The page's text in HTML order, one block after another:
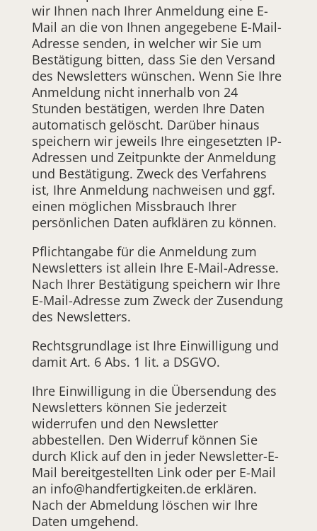
wir Ihnen nach Ihrer Anmeldung eine E-
Mail an die von Ihnen angegebene E-Mail-
Adresse senden, in welcher wir Sie um
Bestätigung bitten, dass Sie den Versand
des Newsletters wünschen. Wenn Sie Ihre
Anmeldung nicht innerhalb von 24
Stunden bestätigen, werden Ihre Daten
automatisch gelöscht. Darüber hinaus
speichern wir jeweils Ihre eingesetzten IP-
Adressen und Zeitpunkte der Anmeldung
und Bestätigung. Zweck des Verfahrens
ist, Ihre Anmeldung nachweisen und ggf.
einen möglichen Missbrauch Ihrer
persönlichen Daten aufklären zu können.
Pflichtangabe für die Anmeldung zum
Newsletters ist allein Ihre E-Mail-Adresse.
Nach Ihrer Bestätigung speichern wir Ihre
E-Mail-Adresse zum Zweck der Zusendung
des Newsletters.
Rechtsgrundlage ist Ihre Einwilligung und
damit Art. 6 Abs. 1 lit. a DSGVO.
Ihre Einwilligung in die Übersendung des
Newsletters können Sie jederzeit
widerrufen und den Newsletter
abbestellen. Den Widerruf können Sie
durch Klick auf den in jeder Newsletter-E-
Mail bereitgestellten Link oder per E-Mail
an info@handfertigkeiten.de erklären.
Nach der Abmeldung löschen wir Ihre
Daten umgehend.